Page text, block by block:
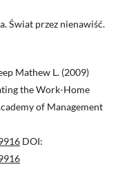
Świat przez nienawiść.
Mathew L. (2009)
the Work-Home
of Management
DOI: